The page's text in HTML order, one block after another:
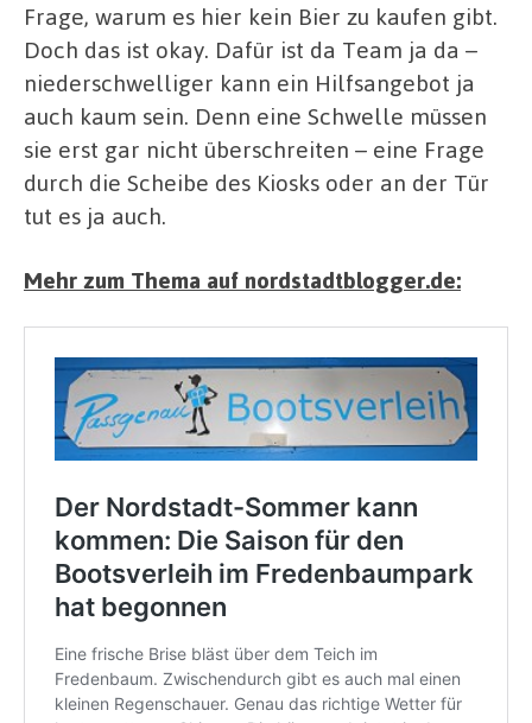
Frage, warum es hier kein Bier zu kaufen gibt.
Doch das ist okay. Dafür ist da Team ja da –
niederschwelliger kann ein Hilfsangebot ja
auch kaum sein. Denn eine Schwelle müssen
sie erst gar nicht überschreiten – eine Frage
durch die Scheibe des Kiosks oder an der Tür
tut es ja auch.
Mehr zum Thema auf nordstadtblogger.de: